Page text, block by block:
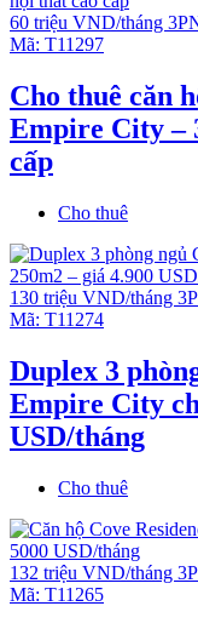
60 triệu VND/tháng
Mã: T11297
Cho thuê căn
Empire City –
cấp
Cho thuê
130 triệu VND/tháng
Mã: T11274
Duplex 3
Empire City
USD/tháng
Cho thuê
132 triệu VND/tháng
Mã: T11265